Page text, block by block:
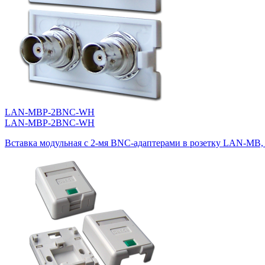
LAN-MBP-2BNC-WH
LAN-MBP-2BNC-WH
Вставка модульная с 2-мя BNC-адаптерами в розетку LAN-MB,